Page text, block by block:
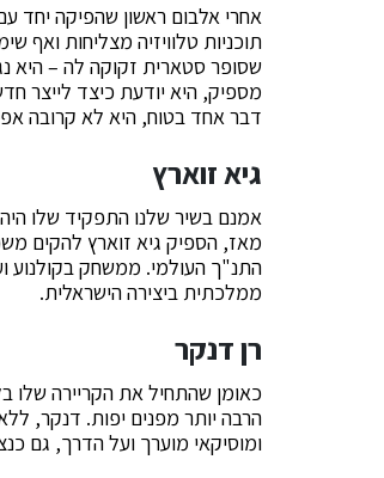
אחרי אלבום ראשון שהפיקה יחד
תוכניות טלוויזיה מצליחות ואף
שסופר סטארית זקוקה לה – היא
מספיק, היא יודעת כיצד לייצר
דבר אחד בטוח, היא לא קרובה
גיא זוארץ
אמנם בשיר שלנו התפקיד שלו
מאז, הספיק גיא זוארץ להקים
התנ"ך העולמי. ממשחק בקולנוע
ממלכתית ביצירה הישראלית.
רן דנקר
כאומן שהתחיל את הקריירה שלו
הרבה יותר מפנים יפות. דנקר,
ומוסיקאי מוערך ועל הדרך, גם